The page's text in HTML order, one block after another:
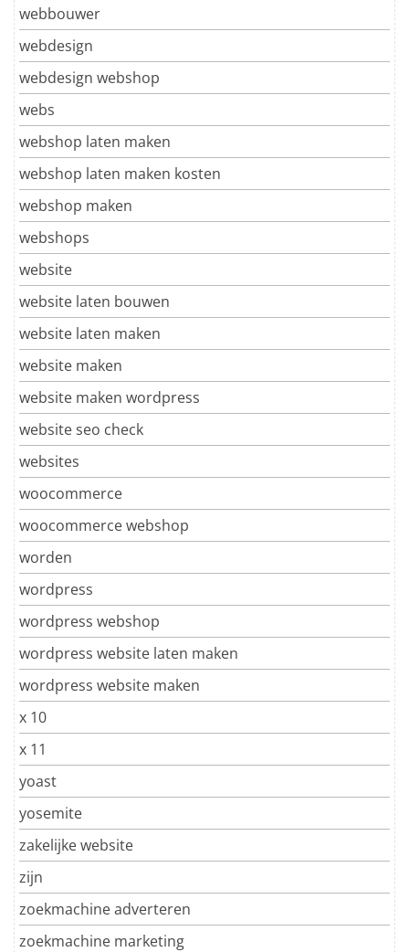
webbouwer
webdesign
webdesign webshop
webs
webshop laten maken
webshop laten maken kosten
webshop maken
webshops
website
website laten bouwen
website laten maken
website maken
website maken wordpress
website seo check
websites
woocommerce
woocommerce webshop
worden
wordpress
wordpress webshop
wordpress website laten maken
wordpress website maken
x 10
x 11
yoast
yosemite
zakelijke website
zijn
zoekmachine adverteren
zoekmachine marketing